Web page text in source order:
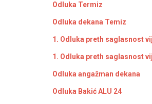
Odluka Termiz
Odluka dekana Temiz
1. Odluka preth saglasnost
1. Odluka preth saglasnost
Odluka angažman dekana
Odluka Bakić ALU 24